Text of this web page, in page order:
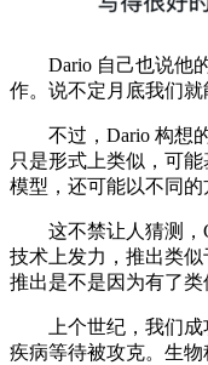
Dario 自己也说他的
作。说不定月底我们就
不过，Dario 构想的
只是形式上类似，可
模型，还可能以不同的
这不禁让人猜测，
技术上发力，推出类
推出是不是因为有了
上个世纪，我们成
疾病等待被攻克。生